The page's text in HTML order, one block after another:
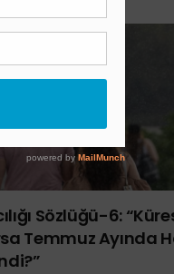
Sözlüğü-6:
Temmuz Ayında